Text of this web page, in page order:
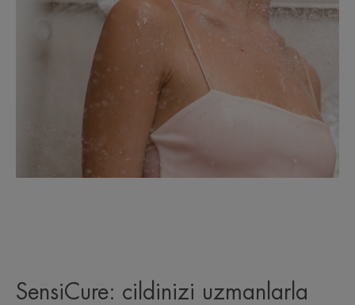
SensiCure: cildinizi uzmanlarla